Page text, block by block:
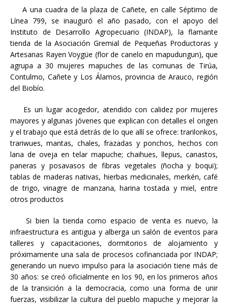
A una cuadra de la plaza de Cañete, en calle Séptimo de
Línea 799, se inauguró el año pasado, con el apoyo del
Instituto de Desarrollo Agropecuario (INDAP), la flamante
tienda de la Asociación Gremial de Pequeñas Productoras y
Artesanas Rayen Voygüe (flor de canelo en mapudungun), que
agrupa a 30 mujeres mapuches de las comunas de Tirúa,
Contulmo, Cañete y Los Álamos, provincia de Arauco, región
del Biobío.
Es un lugar acogedor, atendido con calidez por mujeres
mayores y algunas jóvenes que explican con detalles el origen
y el trabajo que está detrás de lo que allí se ofrece: trarilonkos,
trariwues, mantas, chales, frazadas y ponchos, hechos con
lana de oveja en telar mapuche; chaihues, llepus, canastos,
paneras y posavasos de fibras vegetales (ñocha y boqui);
tablas de maderas nativas, hierbas medicinales, merkén, café
de trigo, vinagre de manzana, harina tostada y miel, entre
otros productos
Si bien la tienda como espacio de venta es nuevo, la
infraestructura es antigua y alberga un salón de eventos para
talleres y capacitaciones, dormitorios de alojamiento y
próximamente una sala de procesos cofinanciada por INDAP;
generando un nuevo impulso para la asociación tiene más de
30 años: se creó oficialmente en los 90, en los primeros años
de la transición a la democracia, como una forma de unir
fuerzas, visibilizar la cultura del pueblo mapuche y mejorar la